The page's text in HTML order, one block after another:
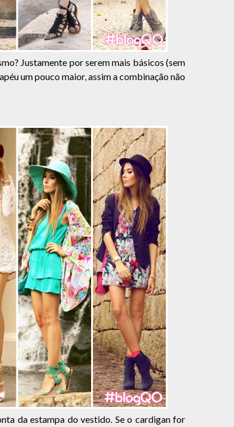
Justamente por serem mais básicos (sem
um pouco maior, assim a combinação não
da estampa do vestido. Se o cardigan for